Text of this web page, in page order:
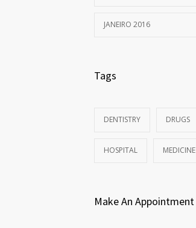
JANEIRO 2016
Tags
DENTISTRY DRUGS
HOSPITAL MEDICINE
Make An Appointment